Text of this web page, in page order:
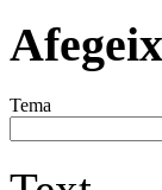
Tema